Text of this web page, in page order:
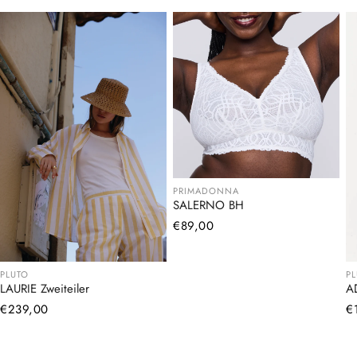
PLUTO
LAURIE Zweiteiler
Normaler
€239,00
PRIMADONNA
SALERNO BH
Normaler
€89,00